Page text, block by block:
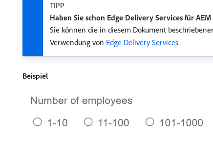
TIPP
Haben Sie schon Edge Delivery Services für
Sie können die in diesem Dokument
Verwendung von Edge Delivery Services.
Beispiel